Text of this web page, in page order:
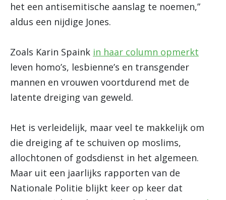
het een antisemitische aanslag te noemen,”
aldus een nijdige Jones.
Zoals Karin Spaink in haar column opmerkt
leven homo’s, lesbienne’s en transgender
mannen en vrouwen voortdurend met de
latente dreiging van geweld.
Het is verleidelijk, maar veel te makkelijk om
die dreiging af te schuiven op moslims,
allochtonen of godsdienst in het algemeen.
Maar uit een jaarlijks rapporten van de
Nationale Politie blijkt keer op keer dat